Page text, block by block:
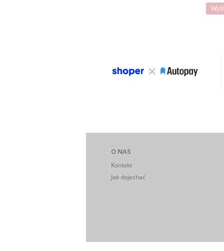
O NAS
Kontakt
Jak dojechać